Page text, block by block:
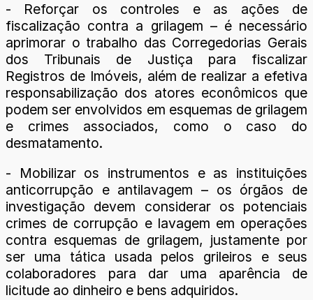
- Reforçar os controles e as ações de
fiscalização contra a grilagem – é necessário
aprimorar o trabalho das Corregedorias Gerais
dos Tribunais de Justiça para fiscalizar
Registros de Imóveis, além de realizar a efetiva
responsabilização dos atores econômicos que
podem ser envolvidos em esquemas de grilagem
e crimes associados, como o caso do
desmatamento.
- Mobilizar os instrumentos e as instituições
anticorrupção e antilavagem – os órgãos de
investigação devem considerar os potenciais
crimes de corrupção e lavagem em operações
contra esquemas de grilagem, justamente por
ser uma tática usada pelos grileiros e seus
colaboradores para dar uma aparência de
licitude ao dinheiro e bens adquiridos.